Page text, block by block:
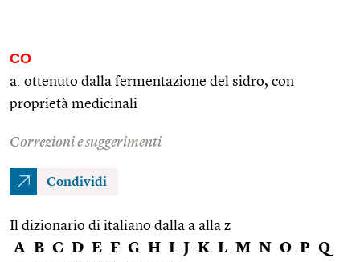
CO
a. ottenuto dalla fermentazione del sidro, con
proprietà medicinali
Correzioni e suggerimenti
Condividi
Il dizionario di italiano dalla a alla z
A B C D E F G H I J K L M N O P Q